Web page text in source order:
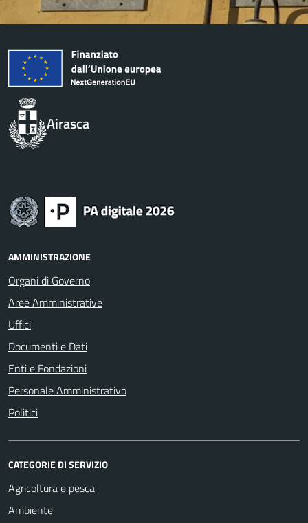
Airasca
AMMINISTRAZIONE
Organi di Governo
Aree Amministrative
Uffici
Documenti e Dati
Enti e Fondazioni
Personale Amministrativo
Politici
CATEGORIE DI SERVIZIO
Agricoltura e pesca
Ambiente